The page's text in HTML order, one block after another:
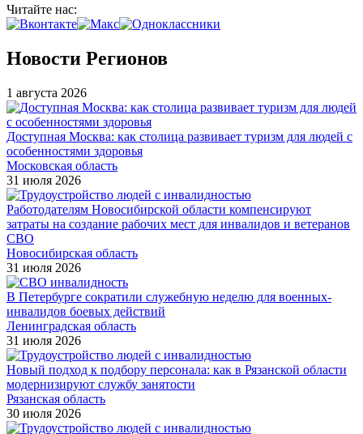
Читайте нас:
Новости Регионов
1 августа 2026
Доступная Москва: как столица развивает туризм для людей с
особенностями здоровья
Московская область
31 июля 2026
Работодателям Новосибирской области компенсируют
затраты на создание рабочих мест для инвалидов и ветеранов
СВО
Новосибирская область
31 июля 2026
В Петербурге сократили служебную неделю для военных-
инвалидов боевых действий
Ленинградская область
31 июля 2026
Новый подход к подбору персонала: как в Рязанской области
модернизируют службу занятости
Рязанская область
30 июля 2026